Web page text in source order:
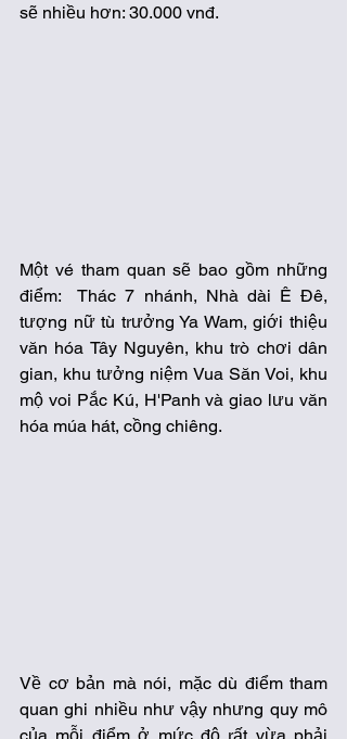
sẽ nhiều hơn: 30.000 vnđ.
Một vé tham quan sẽ bao gồm những
điểm:  Thác 7 nhánh, Nhà dài Ê Đê,
tượng nữ tù trưởng Ya Wam, giới thiệu
văn hóa Tây Nguyên, khu trò chơi dân
gian, khu tưởng niệm Vua Săn Voi, khu
mộ voi Pắc Kú, H'Panh và giao lưu văn
hóa múa hát, cồng chiêng.
Về cơ bản mà nói, mặc dù điểm tham
quan ghi nhiều như vậy nhưng quy mô